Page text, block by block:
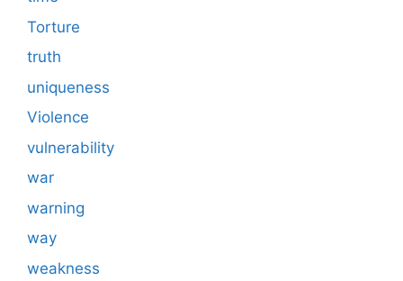
Torture
truth
uniqueness
Violence
vulnerability
war
warning
way
weakness